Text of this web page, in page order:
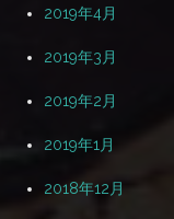
2019年4月
2019年3月
2019年2月
2019年1月
2018年12月